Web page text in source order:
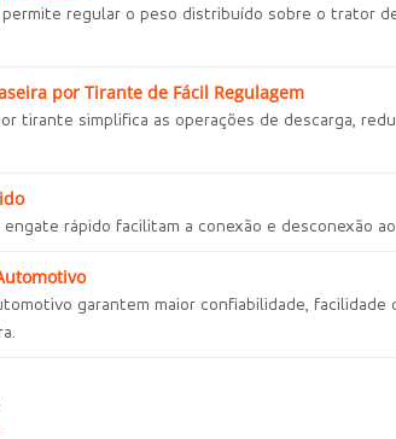
regular o peso distribuído sobre o trator
por Tirante de Fácil Regulagem
tirante simplifica as operações de descarga,
rápido facilitam a conexão e desconexão
garantem maior confiabilidade,